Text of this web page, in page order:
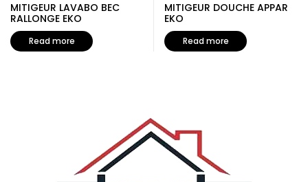
MITIGEUR LAVABO BEC
RALLONGE EKO
Read more
MITIGEUR DOUCHE APPAR
EKO
Read more